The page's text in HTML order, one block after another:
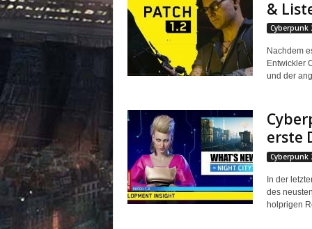
&
Cyberpunk
Nachdem
Entwickler
und der
erste
Cyberpunk
In der
des
holprigen